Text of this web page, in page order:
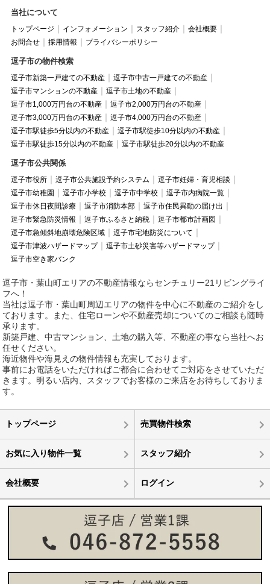
当社について
トップページ インフォメーション スタッフ紹介
会社概要
お問合せ
採用情報 プライバシーポリシー
逗子市の物件検索
逗子市新築一戸建ての不動産
逗子市中古一戸建ての不動産
逗子市マンションの不動産
逗子市土地の不動産
逗子市1,000万円台の不動産
逗子市2,000万円台の不動産
逗子市3,000万円台の不動産
逗子市4,000万円台の不動産
逗子市駅徒歩5分以内の不動産
逗子市駅徒歩10分以内の不動産
逗子市駅徒歩15分以内の不動産
逗子市駅徒歩20分以内の不動産
逗子市公共関係
逗子市役所 逗子市公共施設予約システム
逗子市妊婦・育児相談
逗子市幼稚園
逗子市小学校 逗子市中学校
逗子市内病院一覧
逗子市休日夜間診療
逗子市消防本部
逗子市住民異動の届け出
逗子市緊急防災情報
逗子市ふるさと納税
逗子市都市計画図
逗子市急傾斜地崩壊危険区域
逗子市宅地防災について
逗子市津波ハザードマップ
逗子市土砂災害等ハザードマップ
逗子市空き家バンク
逗子市・葉山町エリアの不動産情報ならセンチュリー21リビングライ
フへ！
当社は逗子市・葉山町周辺エリアの物件を中心に不動産のご紹介をし
ております。また、住宅ローンや不動産売却についてのご相談も随時
承ります。
新築戸建、中古マンション、土地の購入等、不動産の事なら当社へお
任せください。
海近物件や海見えの物件情報も充実しております。
事前にお電話をいただければご都合に合わせてご対応をさせていただ
きます。明るい店内、スタッフでお客様のご来店をお待ちしておりま
す。
トップページ 売買物件検索
お気に入り物件一覧 スタッフ紹介
会社概要 ログイン